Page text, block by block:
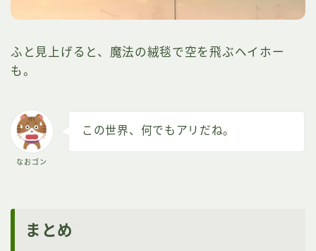
ふと見上げると、魔法の絨毯で空を飛ぶヘイホー
も。
なおゴン
この世界、何でもアリだね。
まとめ